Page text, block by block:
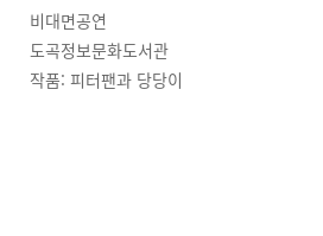
비대면공연
도곡정보문화도서관
작품: 피터팬과 당당이